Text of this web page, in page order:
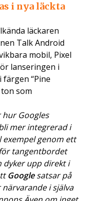
i nya läckta
läckaren
Talk Android
mobil, Pixel
lanseringen i
“Pine
som
hur Googles
mer integrerad i
genom ett
tangentbordet
dyker upp direkt i
Googlesatsar på
i själva